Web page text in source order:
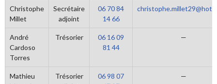
Christophe
Millet
Secrétaire
adjoint
06 70 84
14 66
André
Cardoso
Torres
Trésorier
06 16 09
81 44
—
Mathieu
Trésorier
06 98 07
—